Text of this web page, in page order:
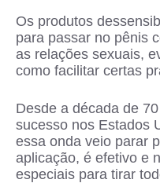
Os produtos
para passar no pênis
as relações sexuais,
como facilitar certas
Desde a década de
sucesso nos Estados
essa onda veio parar
aplicação, é efetivo e
especiais para tirar